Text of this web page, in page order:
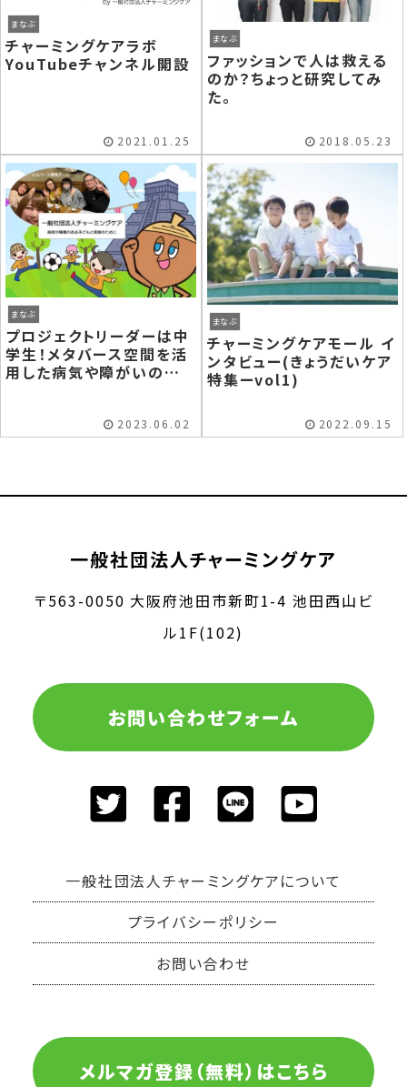
まなぶ
チャーミングケアラボ
YouTubeチャンネル開設
2021.01.25
まなぶ
ファッションで人は救える
のか？ちょっと研究してみ
た。
2018.05.23
まなぶ
プロジェクトリーダーは中
学生！メタバース空間を活
用した病気や障がいのあ
2023.06.02
まなぶ
チャーミングケアモール イ
ンタビュー(きょうだいケア
特集ーvol1)
2022.09.15
一般社団法人チャーミングケア
〒563-0050 大阪府池田市新町1-4 池田西山ビ
ル1F(102)
お問い合わせフォーム
一般社団法人チャーミングケアについて
プライバシーポリシー
お問い合わせ
メルマガ登録（無料）はこちら